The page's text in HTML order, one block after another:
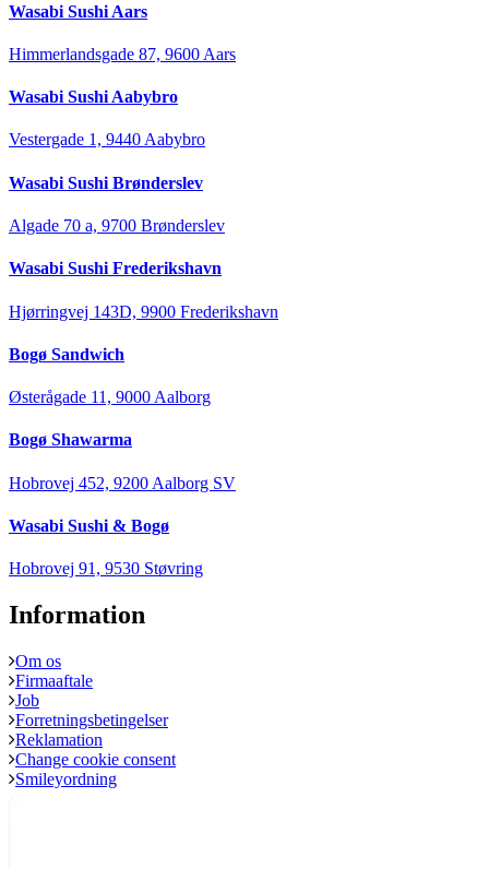
Wasabi Sushi Aars
Himmerlandsgade 87, 9600 Aars
Wasabi Sushi Aabybro
Vestergade 1, 9440 Aabybro
Wasabi Sushi Brønderslev
Algade 70 a, 9700 Brønderslev
Wasabi Sushi Frederikshavn
Hjørringvej 143D, 9900 Frederikshavn
Bogø Sandwich
Østerågade 11, 9000 Aalborg
Bogø Shawarma
Hobrovej 452, 9200 Aalborg SV
Wasabi Sushi & Bogø
Hobrovej 91, 9530 Støvring
Information
Om os
Firmaaftale
Job
Forretningsbetingelser
Reklamation
Change cookie consent
Smileyordning